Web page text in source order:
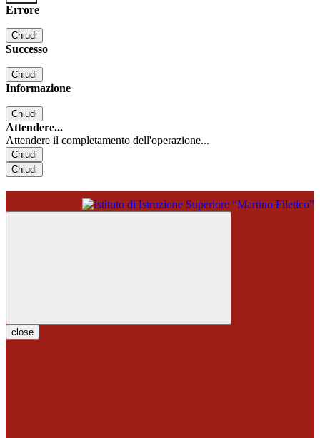
Errore
Chiudi
Successo
Chiudi
Informazione
Chiudi
Attendere...
Attendere il completamento dell'operazione...
Chiudi
Chiudi
close